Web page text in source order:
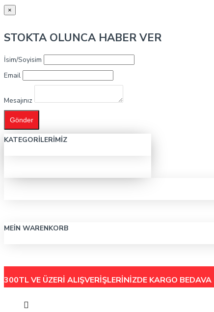
×
STOKTA OLUNCA HABER VER
İsim/Soyisim
Email
Mesajınız
Gönder
KATEGORILERIMIZ
MEIN WARENKORB
300TL VE ÜZERİ ALIŞVERİŞLERİNİZDE KARGO BEDAVA